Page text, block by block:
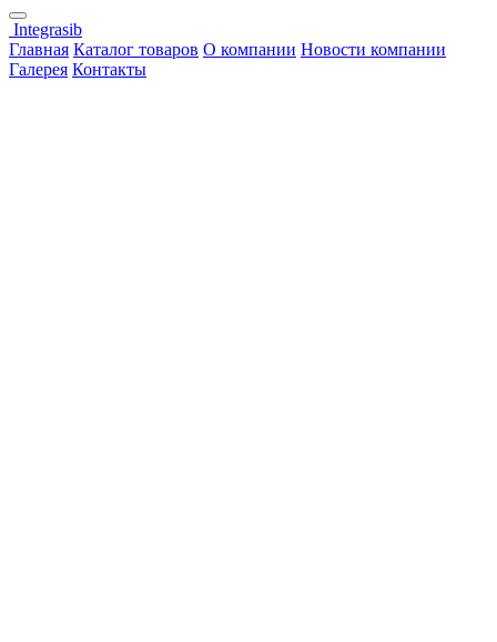
Integrasib
Главная Каталог товаров О компании Новости компании
Галерея Контакты